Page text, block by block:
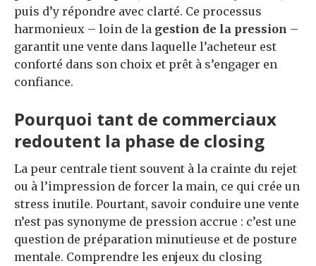
puis d’y répondre avec clarté. Ce processus
harmonieux – loin de la gestion de la pression –
garantit une vente dans laquelle l’acheteur est
conforté dans son choix et prêt à s’engager en
confiance.
Pourquoi tant de commerciaux
redoutent la phase de closing
La peur centrale tient souvent à la crainte du rejet
ou à l’impression de forcer la main, ce qui crée un
stress inutile. Pourtant, savoir conduire une vente
n’est pas synonyme de pression accrue : c’est une
question de préparation minutieuse et de posture
mentale. Comprendre les enjeux du closing